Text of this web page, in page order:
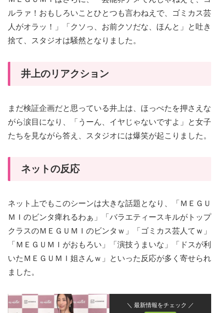
ルラァ！おもしろいことひとつも言わねえで、ゴミカス芸
人がオラッ！」「クソっ、お前クソだな、ほんと」と吐き
捨て、スタジオは騒然となりました。
井上のリアクション
まだ検証企画だと思っている井上は、ほっぺたを押さえな
がら涙目になり、「うーん、イヤじゃないですよ」と女子
たちを見ながら答え、スタジオには爆笑が起こりました。
ネットの反応
ネット上でもこのシーンは大きな話題となり、「ＭＥＧＵ
ＭＩのビンタ痺れるわぁ」「バラエティースキルがトップ
クラスのＭＥＧＵＭＩのビンタｗ」「ゴミカス芸人てｗ」
「ＭＥＧＵＭＩがおもろい」「演技うまいな」「ドスが利
いたＭＥＧＵＭＩ姐さんｗ」といった反応が多く寄せられ
ました。
＼ 最新情報をチェック ／